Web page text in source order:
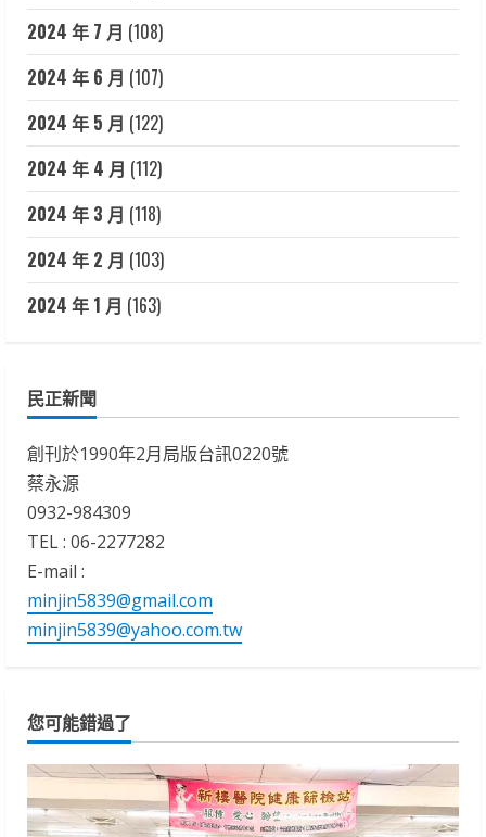
2024 年 7 月 (108)
2024 年 6 月 (107)
2024 年 5 月 (122)
2024 年 4 月 (112)
2024 年 3 月 (118)
2024 年 2 月 (103)
2024 年 1 月 (163)
民正新聞
創刊於1990年2月局版台訊0220號
蔡永源
0932-984309
TEL : 06-2277282
E-mail :
minjin5839@gmail.com
minjin5839@yahoo.com.tw
您可能錯過了